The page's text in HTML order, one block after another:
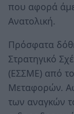
που αφορά
Ανατολική.
Πρόσφατα
Στρατηγικό
(ΕΣΣΜΕ) από
Μεταφορών.
των αναγκών